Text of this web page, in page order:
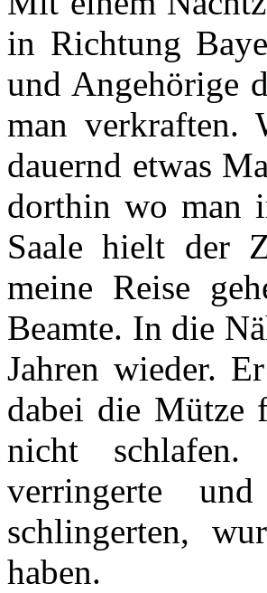
in Richtung
und Angehörige
man verkraften.
dauernd etwas
dorthin wo man
Saale hielt der
meine Reise
Beamte. In die
Jahren wieder.
dabei die Mütze
nicht
verringerte
schlingerten,
haben.